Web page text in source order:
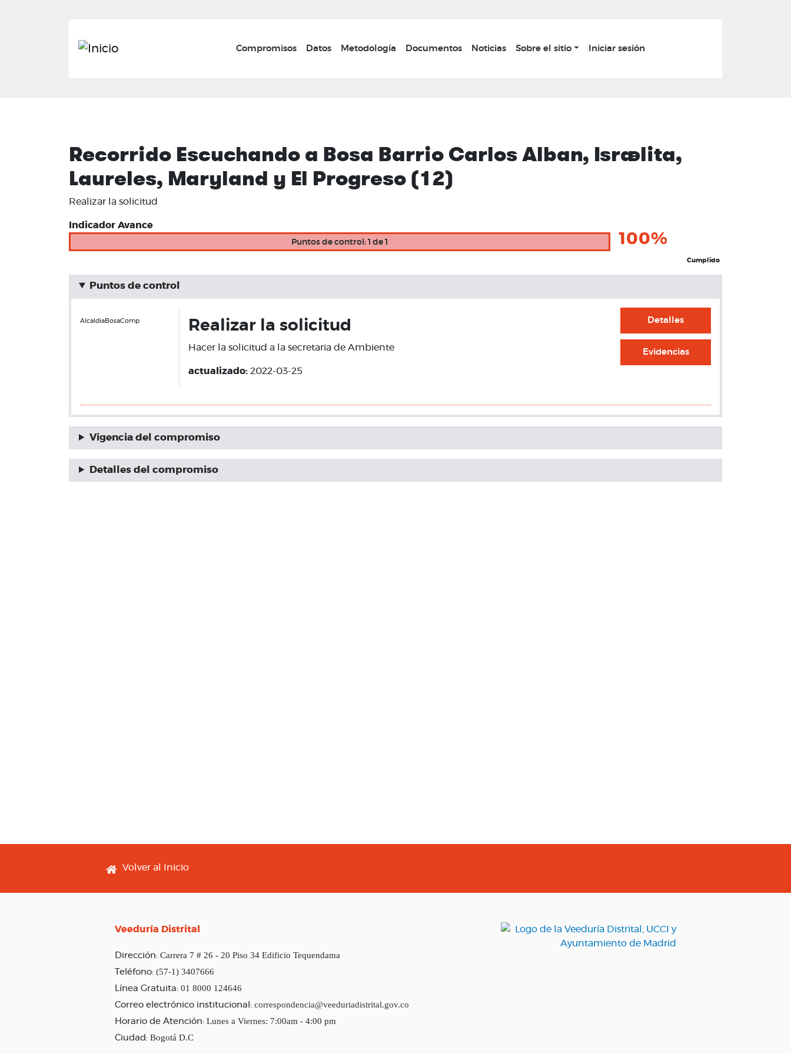
principal
Main navigation
Compromisos Datos Metodología Documentos Noticias Sobre el sitio Iniciar sesión
Recorrido Escuchando a Bosa Barrio Carlos Alban, Israelita,
Laureles, Maryland y El Progreso (12)
Realizar la solicitud
Indicador Avance
Puntos de control: 1 de 1 100%
Cumplido
Puntos de control
AlcaldiaBosaComp Realizar la solicitud
Hacer la solicitud a la secretaria de Ambiente
actualizado: 2022-03-25
Detalles
Evidencias
Vigencia del compromiso
Detalles del compromiso
Footer menu
Volver al Inicio
Veeduría Distrital
Dirección: Carrera 7 # 26 - 20 Piso 34 Edificio Tequendama
Teléfono: (57-1) 3407666
Línea Gratuita: 01 8000 124646
Correo electrónico institucional: correspondencia@veeduriadistrital.gov.co
Horario de Atención: Lunes a Viernes: 7:00am - 4:00 pm
Ciudad: Bogotá D.C